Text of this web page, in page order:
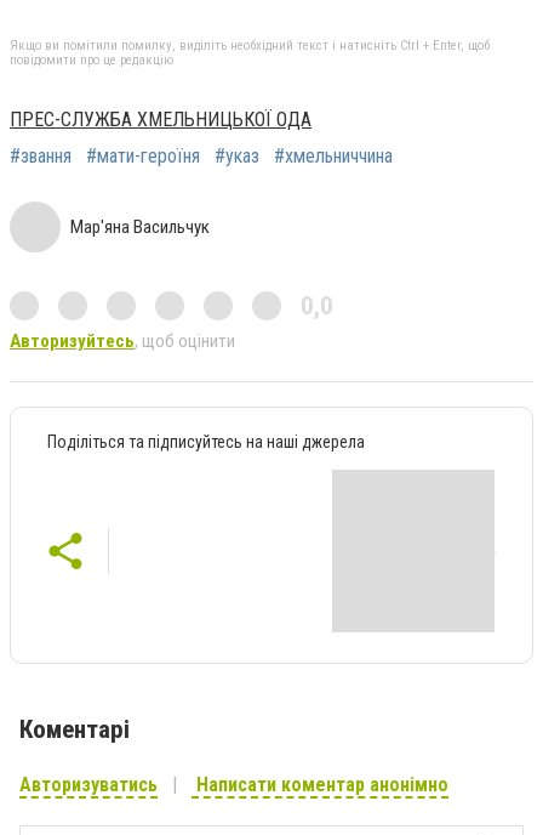
Якщо ви помітили помилку, виділіть необхідний текст і натисніть Ctrl + Enter, щоб
повідомити про це редакцію
ПРЕС-СЛУЖБА ХМЕЛЬНИЦЬКОЇ ОДА
#звання
#мати-героїня #указ #хмельниччина
Мар'яна Васильчук
0,0
Авторизуйтесь, щоб оцінити
Поділіться та підписуйтесь на наші джерела
Коментарі
Авторизуватись Написати коментар анонімно